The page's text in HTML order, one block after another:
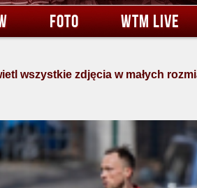
FOTO WTM LIVE
wszystkie zdjęcia w małych